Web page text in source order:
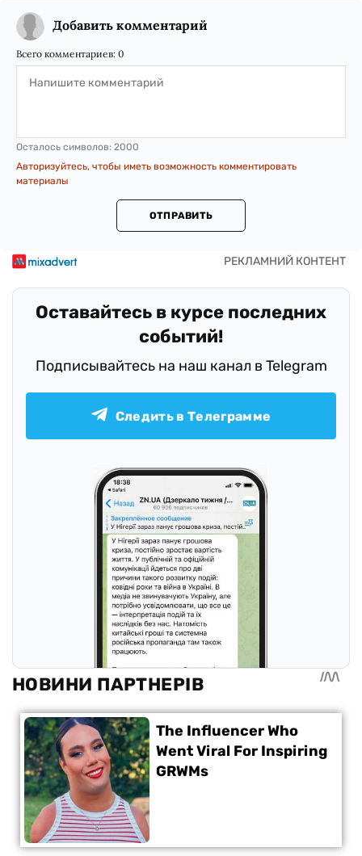
Добавить комментарий
Всего комментариев: 0
Осталось символов: 2000
Авторизуйтесь, чтобы иметь возможность комментировать
материалы
ОТПРАВИТЬ
Оставайтесь в курсе последних
событий!
Подписывайтесь на наш канал в Telegram
Следить в Телеграмме